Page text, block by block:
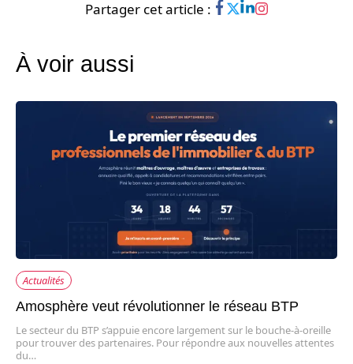
Partager cet article :
À voir aussi
Actualités
Amosphère veut révolutionner le réseau BTP
Le secteur du BTP s’appuie encore largement sur le bouche-à-oreille
pour trouver des partenaires. Pour répondre aux nouvelles attentes
du…